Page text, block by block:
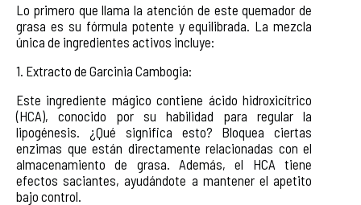
Lo primero que llama la atención de este quemador de
grasa es su fórmula potente y equilibrada. La mezcla
única de ingredientes activos incluye:
1. Extracto de Garcinia Cambogia:
Este ingrediente mágico contiene ácido hidroxicítrico
(HCA), conocido por su habilidad para regular la
lipogénesis. ¿Qué significa esto? Bloquea ciertas
enzimas que están directamente relacionadas con el
almacenamiento de grasa. Además, el HCA tiene
efectos saciantes, ayudándote a mantener el apetito
bajo control.